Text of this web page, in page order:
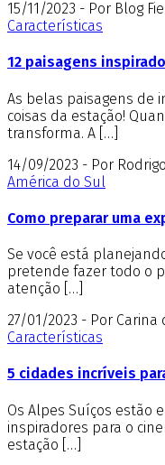
15/11/2023 - Por Blog
Características
12 paisagens
As belas paisagens de
coisas da estação!
transforma. A […]
14/09/2023 - Por
América do Sul
Como preparar uma
Se você está
pretende fazer todo o
atenção […]
27/01/2023 - Por Carina
Características
5 cidades incríveis
Os Alpes Suíços estão
inspiradores para o
estação […]